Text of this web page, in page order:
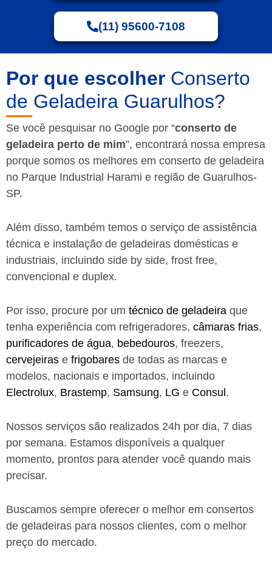
(11) 95600-7108
Por que escolher Conserto
de Geladeira Guarulhos?
Se você pesquisar no Google por “conserto de
geladeira perto de mim”, encontrará nossa empresa
porque somos os melhores em conserto de geladeira
no Parque Industrial Harami e região de Guarulhos-
SP.
Além disso, também temos o serviço de assistência
técnica e instalação de geladeiras domésticas e
industriais, incluindo side by side, frost free,
convencional e duplex.
Por isso, procure por um técnico de geladeira que
tenha experiência com refrigeradores, câmaras frias,
purificadores de água, bebedouros, freezers,
cervejeiras e frigobares de todas as marcas e
modelos, nacionais e importados, incluindo
Electrolux, Brastemp, Samsung, LG e Consul .
Nossos serviços são realizados 24h por dia, 7 dias
por semana. Estamos disponíveis a qualquer
momento, prontos para atender você quando mais
precisar.
Buscamos sempre oferecer o melhor em consertos
de geladeiras para nossos clientes, com o melhor
preço do mercado.